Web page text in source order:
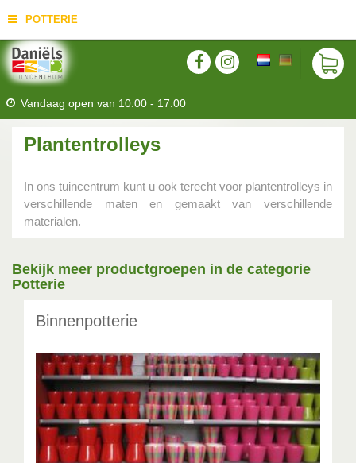
POTTERIE
Vandaag open van 10:00 - 17:00
Plantentrolleys
In ons tuincentrum kunt u ook terecht voor plantentrolleys in
verschillende maten en gemaakt van verschillende
materialen.
Bekijk meer productgroepen in de categorie
Potterie
Binnenpotterie